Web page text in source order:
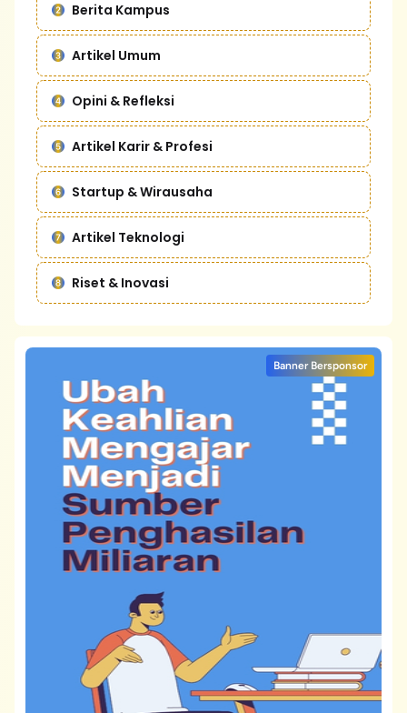
Berita Kampus
Artikel Umum
Opini & Refleksi
Artikel Karir & Profesi
Startup & Wirausaha
Artikel Teknologi
Riset & Inovasi
Banner Bersponsor